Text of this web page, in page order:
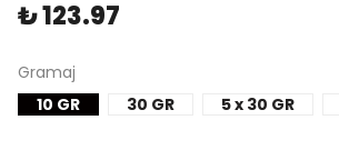
₺ 123.97
Gramaj
10 GR
30 GR 5 x 30 GR